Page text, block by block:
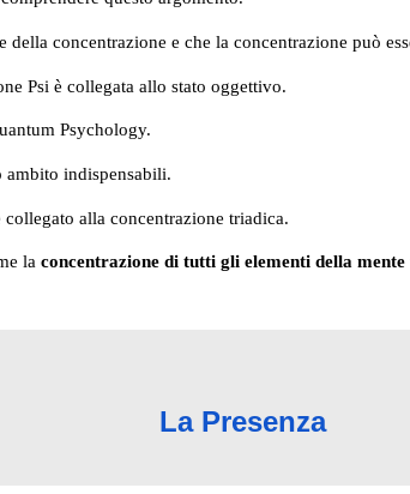
della concentrazione e che la concentrazione può
Psi è collegata allo stato oggettivo.
Psychology.
ambito indispensabili.
alla concentrazione triadica.
laconcentrazione di tutti gli elementi della
La Presenza